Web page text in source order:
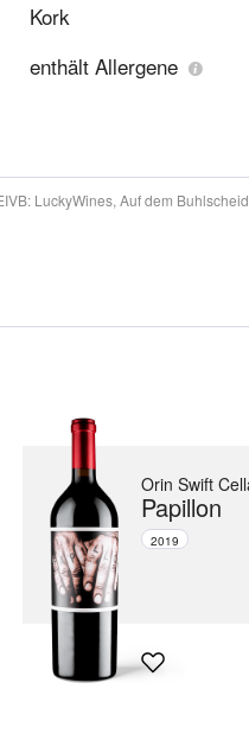
Kork
enthält Allergene
LuckyWines, Auf dem
Orin Swift
Papillon
2019